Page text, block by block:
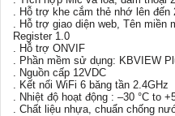
. Hỗ trợ khe cắm thẻ nhớ lên đến
. Hỗ trợ giao diện web, Tên
Register 1.0
. Hỗ trợ ONVIF
. Phần mềm sử dụng: KBVIEW
. Nguồn cấp 12VDC
. Kết nối WiFi 6 băng tần 2.4GHz
. Nhiệt độ hoạt động : –30 °C to
. Chất liệu nhựa, chuẩn chống